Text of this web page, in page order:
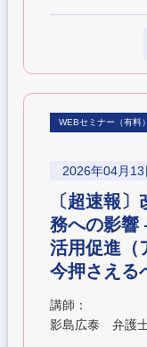
WEBセミナー（有料）
2026年04月
〔超速報
務への影響
活用促進（
今押さえ
講師：
影島広泰 弁護士